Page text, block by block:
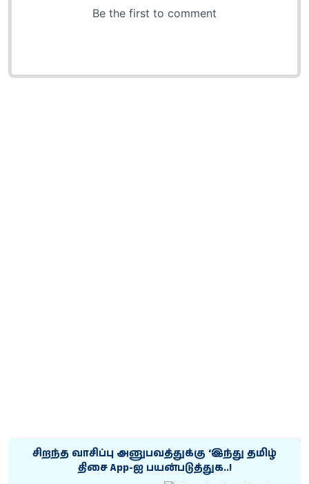
சிறந்த வாசிப்பு அனுபவத்துக்கு ‘இந்து தமிழ்
திசை App-ஐ பயன்படுத்துக..!